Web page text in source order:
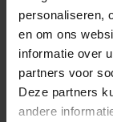
personaliseren,
en om ons
informatie over
partners voor
Deze partners
andere